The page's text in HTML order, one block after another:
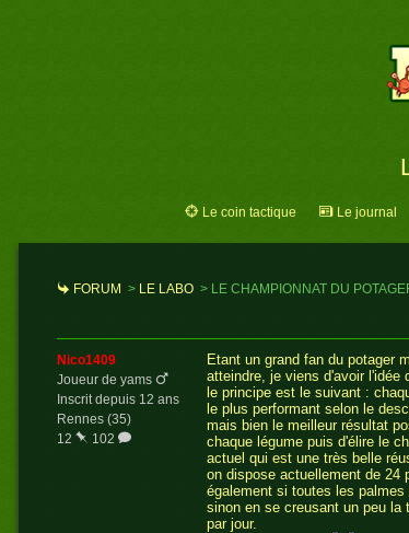
Le coin tactique Le journal
FORUM > LE LABO > LE CHAMPIONNAT DU
nico1409
Joueur de yams
Inscrit depuis 12 ans
Rennes (35)
12
102
Etant un grand fan du potager
atteindre, je viens d'avoir l'idée
le principe est le suivant :
le plus performant selon le
mais bien le meilleur résultat
chaque légume puis d'élire le
actuel qui est une très belle
on dispose actuellement de 24
également si toutes les
sinon en se creusant un peu la
par jour.